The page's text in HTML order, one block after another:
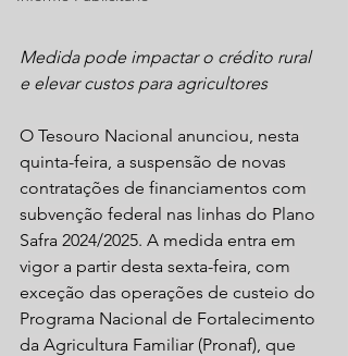
Medida pode impactar o crédito rural
e elevar custos para agricultores
O Tesouro Nacional anunciou, nesta
quinta-feira, a suspensão de novas
contratações de financiamentos com
subvenção federal nas linhas do Plano
Safra 2024/2025. A medida entra em
vigor a partir desta sexta-feira, com
exceção das operações de custeio do
Programa Nacional de Fortalecimento
da Agricultura Familiar (Pronaf), que